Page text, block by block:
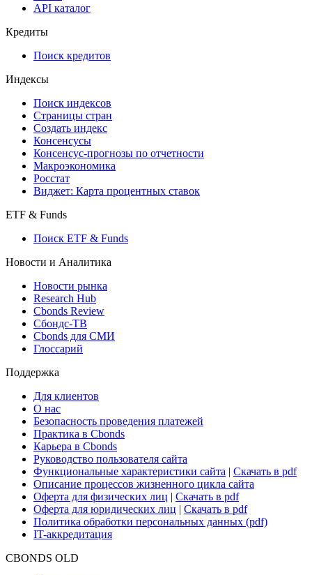
API
API and Data Feed
API каталог
Кредиты
Поиск кредитов
Индексы
Поиск индексов
Страницы стран
Создать индекс
Консенсусы
Макроэкономика
Виджет: Карта процентных ставок
ETF & Funds
Поиск ETF & Funds
Новости и Аналитика
Новости рынка
Research Hub
Сбондс-ТВ
Глоссарий
Поддержка
Для клиентов
О нас
Безопасность проведения платежей
Практика в Cbonds
Карьера в Cbonds
Руководство пользователя сайта
Функциональные характеристики сайта|Скачать в pdf
Описание процессов жизненного цикла сайта
Оферта для юридических лиц